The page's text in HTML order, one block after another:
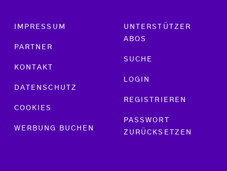
Footer menu
IMPRESSUM
PARTNER
KONTAKT
DATENSCHUTZ
COOKIES
WERBUNG BUCHEN
UNTERSTÜTZER
ABOS
SUCHE
LOGIN
REGISTRIEREN
PASSWORT
ZURÜCKSETZEN